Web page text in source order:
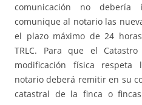
comunicación no
comunique al notario las
el plazo máximo de 24
TRLC. Para que el
modificación física
notario deberá remitir en su
catastral de la finca o